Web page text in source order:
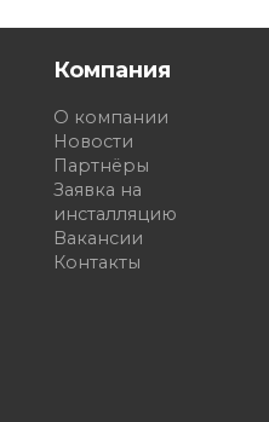
Компания
О компании
Новости
Партнёры
Заявка на
инсталляцию
Вакансии
Контакты